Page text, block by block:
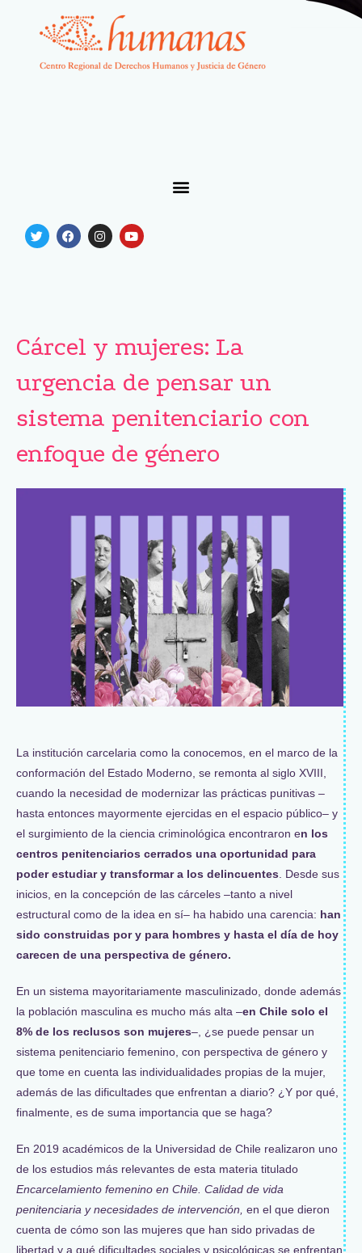
Cárcel y mujeres: La
urgencia de pensar un
sistema penitenciario con
enfoque de género
La institución carcelaria como la conocemos, en el marco de la
conformación del Estado Moderno, se remonta al siglo XVIII,
cuando la necesidad de modernizar las prácticas punitivas –
hasta entonces mayormente ejercidas en el espacio público– y
el surgimiento de la ciencia criminológica encontraron en los
centros penitenciarios cerrados una oportunidad para
poder estudiar y transformar a los delincuentes . Desde sus
inicios, en la concepción de las cárceles –tanto a nivel
estructural como de la idea en sí– ha habido una carencia: han
sido construidas por y para hombres y hasta el día de hoy
carecen de una perspectiva de género.
En un sistema mayoritariamente masculinizado, donde además
la población masculina es mucho más alta –en Chile solo el
8% de los reclusos son mujeres–, ¿se puede pensar un
sistema penitenciario femenino, con perspectiva de género y
que tome en cuenta las individualidades propias de la mujer,
además de las dificultades que enfrentan a diario? ¿Y por qué,
finalmente, es de suma importancia que se haga?
En 2019 académicos de la Universidad de Chile realizaron uno
de los estudios más relevantes de esta materia titulado
Encarcelamiento femenino en Chile. Calidad de vida
penitenciaria y necesidades de intervención, en el que dieron
cuenta de cómo son las mujeres que han sido privadas de
libertad y a qué dificultades sociales y psicológicas se enfrentan